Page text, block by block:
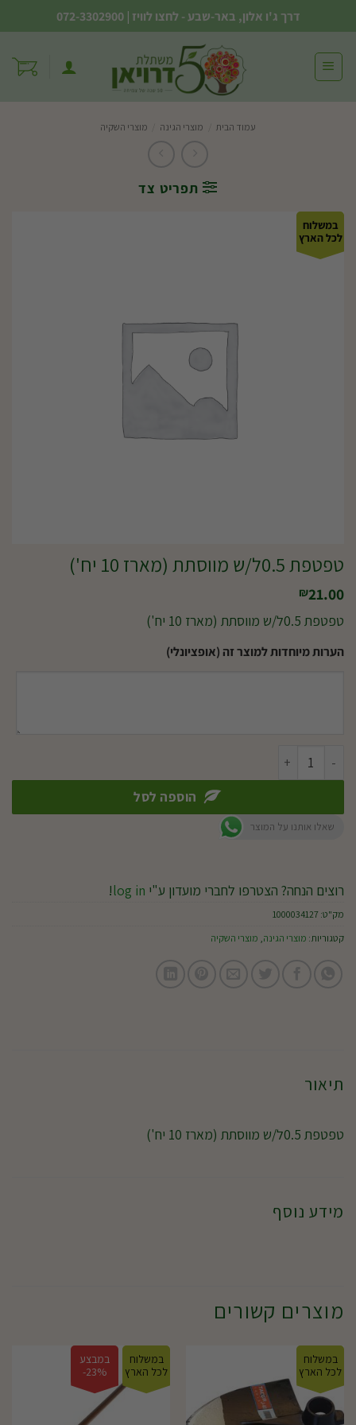
to
content
דרך ג'ו אלון, באר-שבע - לחצו לוויז |
072-3302900
עמוד הבית מוצרי הגינה מוצרי השקיה
תפריט צד
במשלוח
לכל הארץ
טפטפת 0.5ל/ש מווסתת (מארז 10 יח')
₪21.00
טפטפת 0.5ל/ש מווסתת (מארז 10 יח')
הערות מיוחדות למוצר זה (אופציונלי)
כמות של טפטפת 0.5ל/ש מווסתת (מארז 10 יח')
הוספה לסל
שאלו אותנו על המוצר
רוצים הנחה? הצטרפו לחברי מועדון ע"י log in
!
מק"ט:1000034127
קטגוריות: מוצרי הגינה, מוצרי השקיה
תיאור
טפטפת 0.5ל/ש מווסתת (מארז 10 יח')
מידע נוסף
מוצרים קשורים
במשלוח
לכל הארץ
במשלוח
לכל הארץ
במבצע
23%-